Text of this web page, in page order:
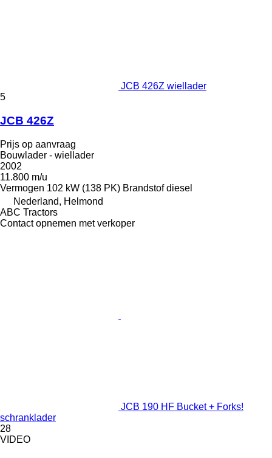
JCB 426Z wiellader
5
JCB 426Z
Prijs op aanvraag
Bouwlader - wiellader
2002
11.800 m/u
Vermogen 102 kW (138 PK) Brandstof diesel
Nederland, Helmond
ABC Tractors
Contact opnemen met verkoper
JCB 190 HF Bucket + Forks!
schranklader
28
VIDEO